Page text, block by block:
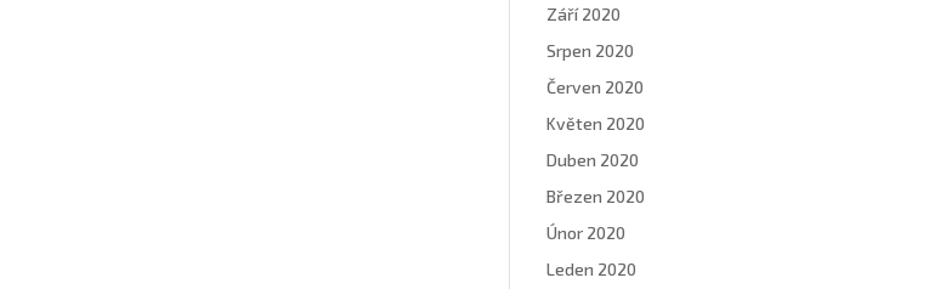
Září 2020
Srpen 2020
Červen 2020
Květen 2020
Duben 2020
Březen 2020
Únor 2020
Leden 2020